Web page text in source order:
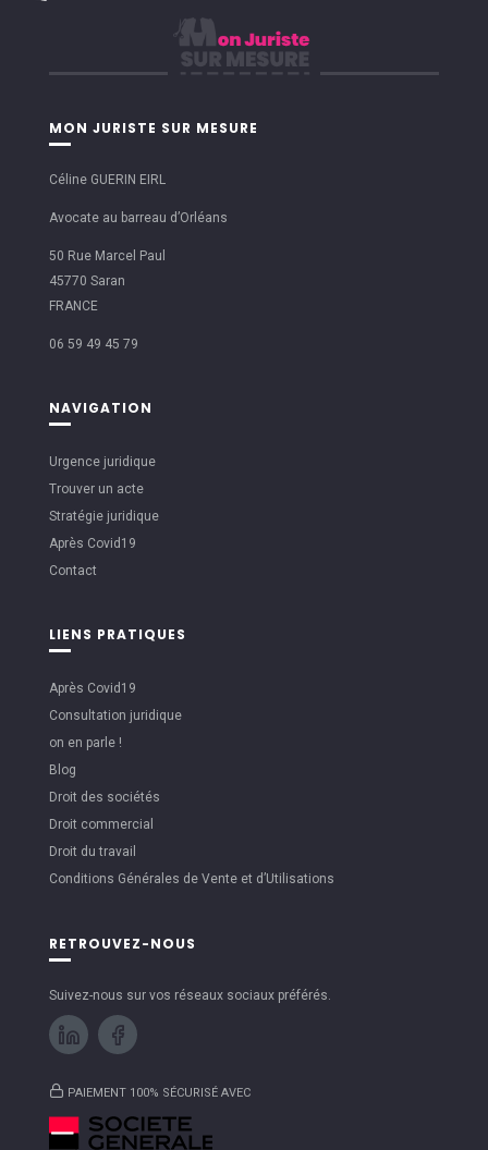
MON JURISTE SUR MESURE
Céline GUERIN EIRL
Avocate au barreau d’Orléans
50 Rue Marcel Paul
45770 Saran
FRANCE
06 59 49 45 79
NAVIGATION
Urgence juridique
Trouver un acte
Stratégie juridique
Après Covid19
Contact
LIENS PRATIQUES
Après Covid19
Consultation juridique
on en parle !
Blog
Droit des sociétés
Droit commercial
Droit du travail
Conditions Générales de Vente et d’Utilisations
RETROUVEZ-NOUS
Suivez-nous sur vos réseaux sociaux préférés.
PAIEMENT 100% SÉCURISÉ AVEC